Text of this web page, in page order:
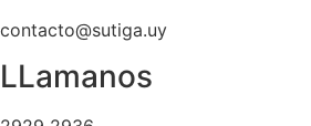
contacto@sutiga.uy
LLamanos